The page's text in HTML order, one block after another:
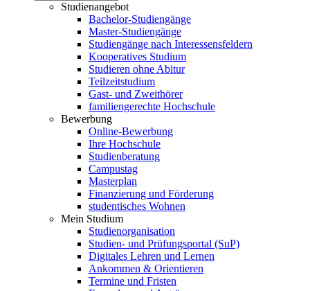
Studienangebot
Bachelor-Studiengänge
Master-Studiengänge
Studiengänge nach Interessensfeldern
Kooperatives Studium
Studieren ohne Abitur
Teilzeitstudium
Gast- und Zweithörer
familiengerechte Hochschule
Bewerbung
Online-Bewerbung
Ihre Hochschule
Studienberatung
Campustag
Masterplan
Finanzierung und Förderung
studentisches Wohnen
Mein Studium
Studienorganisation
Studien- und Prüfungsportal (SuP)
Digitales Lehren und Lernen
Ankommen & Orientieren
Termine und Fristen